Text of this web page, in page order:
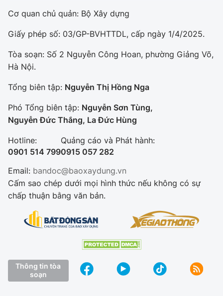
Cơ quan chủ quản: Bộ Xây dựng
Giấy phép số: 03/GP-BVHTTDL, cấp ngày 1/4/2025.
Tòa soạn: Số 2 Nguyễn Công Hoan, phường Giảng Võ,
Hà Nội.
Tổng biên tập: Nguyễn Thị Hồng Nga
Phó Tổng biên tập: Nguyễn Sơn Tùng,
Nguyễn Đức Thắng, La Đức Hùng
Hotline:
0901 514 799
Quảng cáo và Phát hành:
0915 057 282
Email: bandoc@baoxaydung.vn
Cấm sao chép dưới mọi hình thức nếu không có sự
chấp thuận bằng văn bản.
Thông tin tòa
soạn